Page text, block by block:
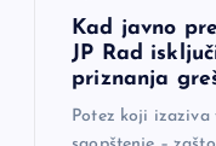
Kad javno
JP Rad
priznanja
Potez koji izaziva